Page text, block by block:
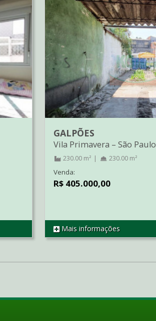
REF GA2161
GALPÕES
Vila Primavera –São Paulo
230.00 m² 230.00 m²
Venda:
R$ 405.000,00
Mais informações